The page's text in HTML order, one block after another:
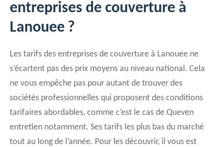
entreprises de couverture à
Lanouee ?
Les tarifs des entreprises de couverture à Lanouee ne
s’écartent pas des prix moyens au niveau national. Cela
ne vous empêche pas pour autant de trouver des
sociétés professionnelles qui proposent des conditions
tarifaires abordables, comme c’est le cas de Queven
entretien notamment. Ses tarifs les plus bas du marché
tout au long de l’année. Pour les découvrir, il vous est